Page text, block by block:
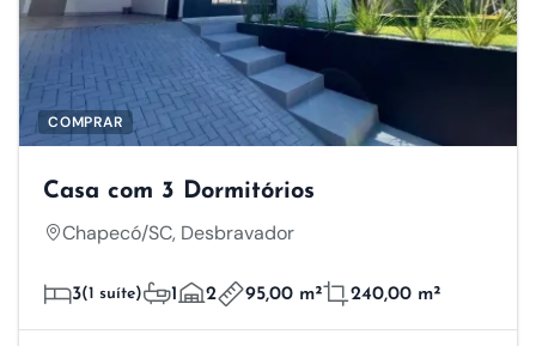
COMPRAR
Casa com 3 Dormitórios
Chapecó/SC, Desbravador
3(1 suíte) 1 2 95,00 m² 240,00 m²